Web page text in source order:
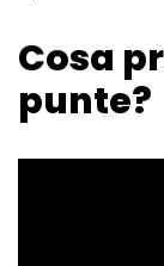
Cosa
punte?